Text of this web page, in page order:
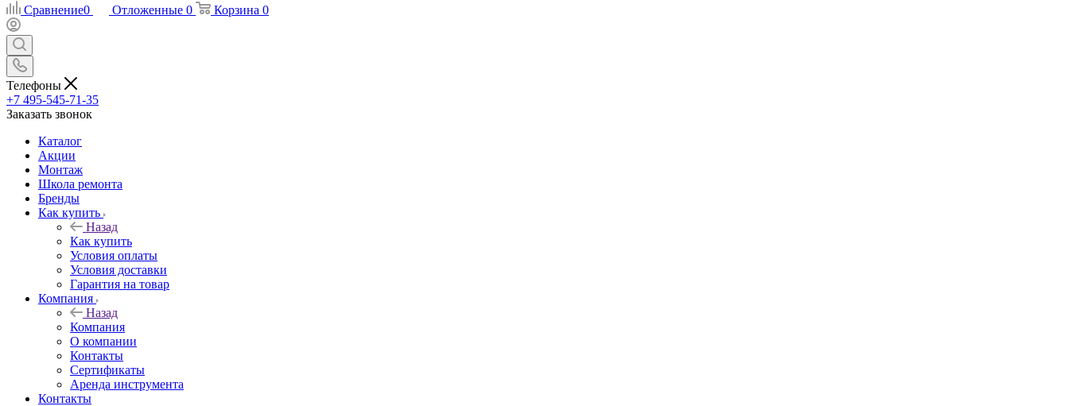
Сравнение0 Отложенные 0 Корзина 0
Телефоны
+7 495-545-71-35
Заказать звонок
Каталог
Акции
Монтаж
Школа ремонта
Бренды
Как купить
Назад
Как купить
Условия оплаты
Условия доставки
Гарантия на товар
Компания
Назад
Компания
О компании
Контакты
Сертификаты
Аренда инструмента
Контакты